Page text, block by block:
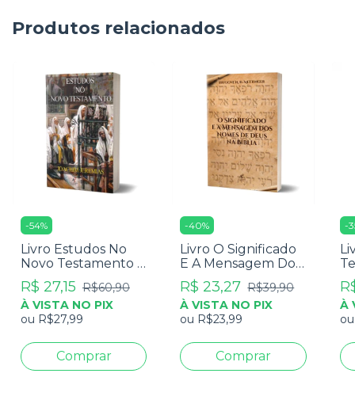
Produtos relacionados
-54%
Livro Estudos No
Novo Testamento -
Joachim Jeremias
R$ 27,15 R$60,90
À VISTA NO PIX
ou R$27,99
-40%
Livro O Significado
E A Mensagem Dos
Nomes De Deus Na
Bíblia - Tryggve N.
D. Mettinger
R$ 23,27 R$39,90
À VISTA NO PIX
ou R$23,99
-
À